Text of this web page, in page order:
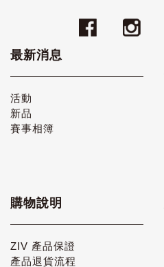
最新消息
活動
新品
賽事相簿
購物說明
ZIV 產品保證
產品退貨流程